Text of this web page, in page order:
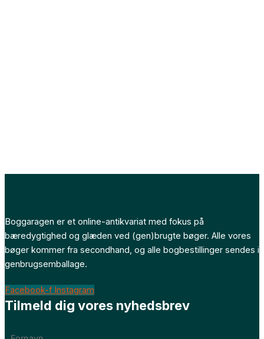
Boggaragen er et online-antikvariat med fokus på
bæredygtighed og glæden ved (gen)brugte bøger. Alle vores
bøger kommer fra secondhand, og alle bogbestillinger sendes i
genbrugsemballage.
Facebook-f Instagram
Tilmeld dig vores nyhedsbrev